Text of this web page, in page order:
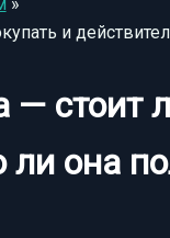
и
стоит
ли она